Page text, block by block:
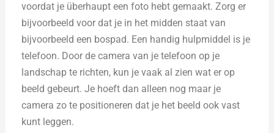
voordat je überhaupt een foto hebt gemaakt. Zorg er
bijvoorbeeld voor dat je in het midden staat van
bijvoorbeeld een bospad. Een handig hulpmiddel is je
telefoon. Door de camera van je telefoon op je
landschap te richten, kun je vaak al zien wat er op
beeld gebeurt. Je hoeft dan alleen nog maar je
camera zo te positioneren dat je het beeld ook vast
kunt leggen.